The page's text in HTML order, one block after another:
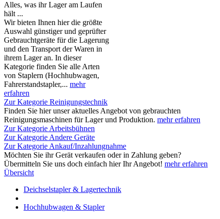
Alles, was ihr Lager am Laufen
hält ...
Wir bieten Ihnen hier die größte
Auswahl günstiger und geprüfter
Gebrauchtgeräte für die Lagerung
und den Transport der Waren in
ihrem Lager an. In dieser
Kategorie finden Sie alle Arten
von Staplern (Hochhubwagen,
Fahrerstandstapler,... mehr
erfahren
Zur Kategorie Reinigungstechnik
Finden Sie hier unser aktuelles Angebot von gebrauchten
Reinigungsmaschinen für Lager und Produktion. mehr erfahren
Zur Kategorie Arbeitsbühnen
Zur Kategorie Andere Geräte
Zur Kategorie Ankauf/Inzahlungnahme
Möchten Sie ihr Gerät verkaufen oder in Zahlung geben?
Übermitteln Sie uns doch einfach hier Ihr Angebot! mehr erfahren
Übersicht
Deichselstapler & Lagertechnik
Hochhubwagen & Stapler